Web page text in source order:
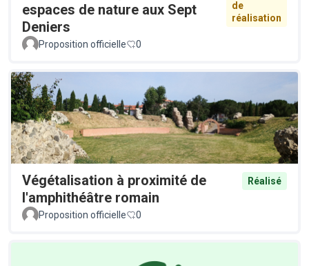
espaces de nature aux Sept
Deniers
de
réalisation
Proposition officielle 0
Végétalisation à proximité de
l'amphithéâtre romain
Réalisé
Proposition officielle 0